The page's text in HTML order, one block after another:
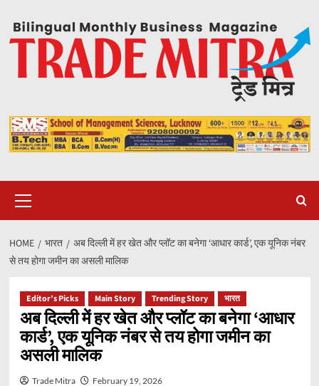
content
Menu
HOME भारत
अब दिल्ली में हर खेत और प्लॉट का बनेगा ‘आधार कार्ड’, एक यूनिक नंबर
से तय होगा जमीन का असली मालिक
Editor’s Picks Main Story Trending Story भारत
अब दिल्ली में हर खेत और प्लॉट का बनेगा ‘आधार
कार्ड’, एक यूनिक नंबर से तय होगा जमीन का
असली मालिक
Trade Mitra February 19, 2026